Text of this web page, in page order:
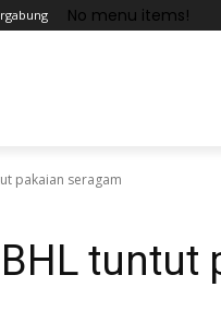
No menu items!
pakaian seragam
tuntut